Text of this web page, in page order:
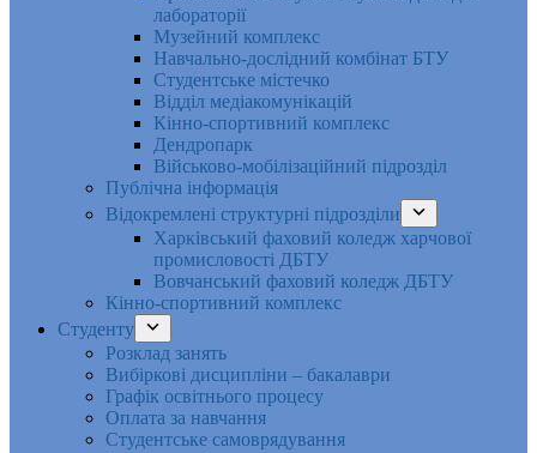
лабораторії
Музейний комплекс
Навчально-дослідний комбінат БТУ
Студентське містечко
Відділ медіакомунікацій
Кінно-спортивний комплекс
Дендропарк
Військово-мобілізаційний підрозділ
Публічна інформація
Відокремлені структурні підрозділи
Харківський фаховий коледж харчової
промисловості ДБТУ
Вовчанський фаховий коледж ДБТУ
Кінно-спортивний комплекс
Студенту
Розклад занять
Вибіркові дисципліни – бакалаври
Графік освітнього процесу
Оплата за навчання
Студентське самоврядування